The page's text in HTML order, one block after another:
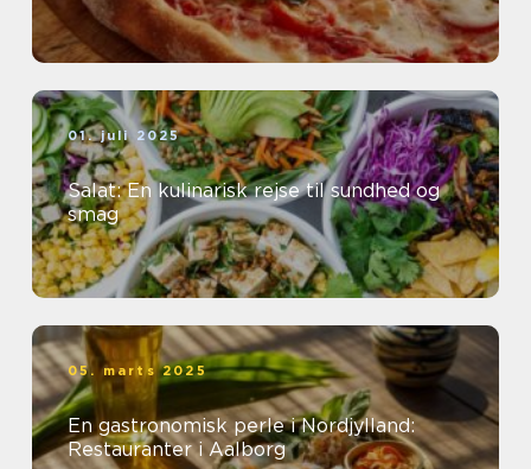
01. juli 2025
Salat: En kulinarisk rejse til sundhed og
smag
05. marts 2025
En gastronomisk perle i Nordjylland:
Restauranter i Aalborg